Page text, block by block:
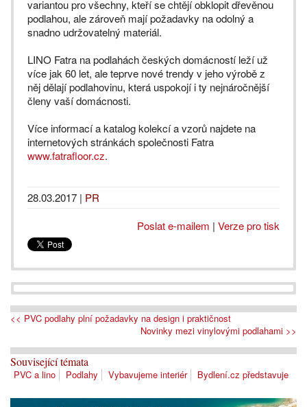
variantou pro všechny, kteří se chtějí obklopit dřevěnou
podlahou, ale zároveň mají požadavky na odolný a
snadno udržovatelný materiál.
LINO Fatra na podlahách českých domácností leží už
více jak 60 let, ale teprve nové trendy v jeho výrobě z
něj dělají podlahovinu, která uspokojí i ty nejnáročnější
členy vaší domácnosti.
Více informací a katalog kolekcí a vzorů najdete na
internetových stránkách společnosti Fatra
www.fatrafloor.cz.
28.03.2017 | PR
Poslat e-mailem | Verze pro tisk
<< PVC podlahy plní požadavky na design i praktičnost
Novinky mezi vinylovými podlahami >>
Související témata
PVC a lino Podlahy Vybavujeme interiér Bydlení.cz představuje